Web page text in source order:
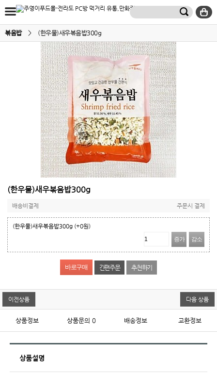
볶음밥 > (한우물)새우볶음밥300g
(한우물)새우볶음밥300g
배송비결제 주문시 결제
(한우물)새우볶음밥300g (+0원)
증가
감소
간편주문 추천하기
이전상품 다음 상품
상품정보 상품문의 0 배송정보 교환정보
상품설명